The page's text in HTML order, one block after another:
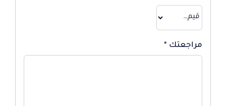
مراجعتك *